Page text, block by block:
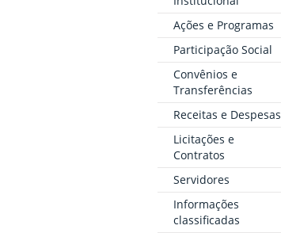
Ações e Programas
Participação Social
Convênios e
Transferências
Receitas e Despesas
Licitações e
Contratos
Servidores
Informações
classificadas